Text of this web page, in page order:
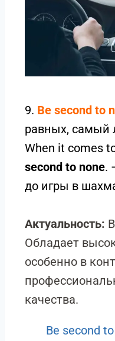
9. Be second to
равных, самый
When it comes
second to none.
до игры в
Актуальность:
Обладает
особенно в
качества.
Be second